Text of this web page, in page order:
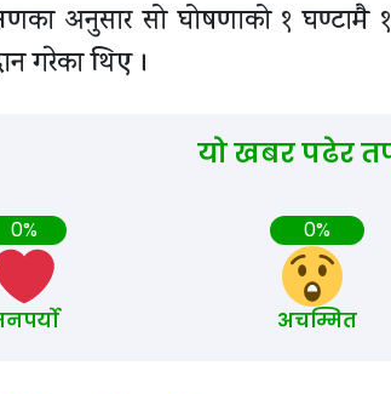
अनुसार सो घोषणाको १ घण्टामै १
गरेका थिए ।
यो खबर पढेर
0% 0%
अचम्मित